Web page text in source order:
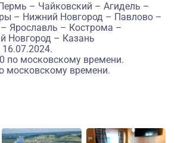
– Чайковский – Агидель –
– Нижний Новгород – Павлово –
Ярославль – Кострома –
Новгород – Казань
по московскому времени.
московскому времени.